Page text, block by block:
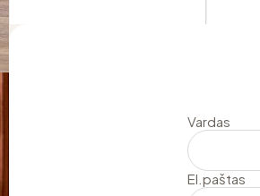
Vardas
El.paštas